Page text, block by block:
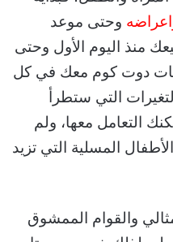
وحتى موعد
منذ اليوم الأول وحتى
دوت كوم معك في كل
التي ستطرأ
التعامل معها، ولم
المسلية التي تزيد
والقوام الممشوق